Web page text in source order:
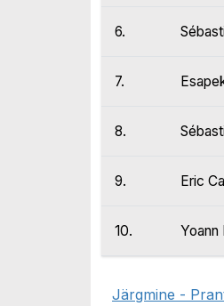
6.
7.
8.
9. Eric
10. Yoann
Järgmine -